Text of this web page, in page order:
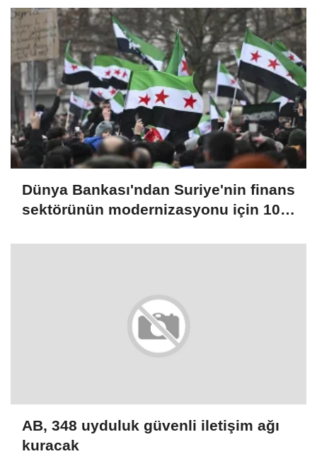
Dünya Bankası'ndan Suriye'nin finans
sektörünün modernizasyonu için 100
AB, 348 uyduluk güvenli iletişim ağı
kuracak